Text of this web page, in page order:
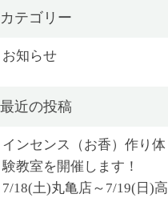
お知らせ
インセンス（お香）作り体
験教室を開催します！
7/18(土)丸亀店～7/19(日)高